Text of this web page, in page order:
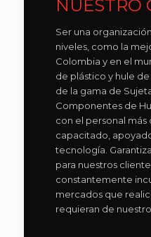
NUESTRO
Ser una
niveles, como la
Colombia y en el
de plástico y hule
de la gama de
Componentes de
con el personal
capacitado,
tecnología.
para nuestros
constantemente
mercados que
requieran de